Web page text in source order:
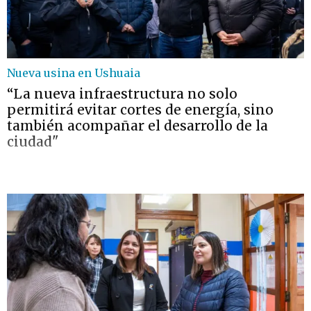
Nueva usina en Ushuaia
“La nueva infraestructura no solo
permitirá evitar cortes de energía, sino
también acompañar el desarrollo de la
ciudad"